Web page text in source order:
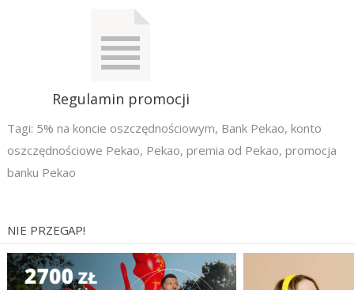
Regulamin promocji
Tagi: 5% na koncie oszczędnościowym, Bank Pekao, konto
oszczędnościowe Pekao, Pekao, premia od Pekao, promocja
banku Pekao
NIE PRZEGAP!